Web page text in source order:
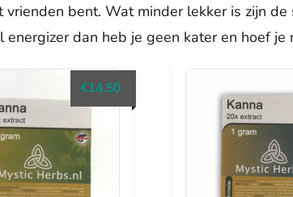
vrienden bent. Wat minder lekker is zijn
energizer dan heb je geen kater en hoef
€14.50